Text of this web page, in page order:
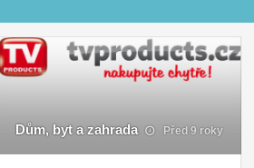
Dům, byt a zahrada Před 9 roky